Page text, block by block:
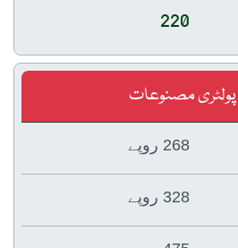
220
پولٹری مصنوعات
268 روپے
328 روپے